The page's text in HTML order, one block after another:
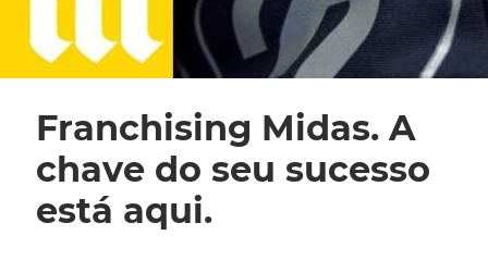
Franchising Midas. A
chave do seu sucesso
está aqui.